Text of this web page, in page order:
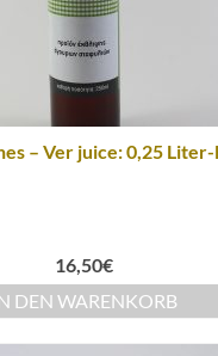
– Ver juice: 0,25 Liter-
16,50€
DEN WARENKORB